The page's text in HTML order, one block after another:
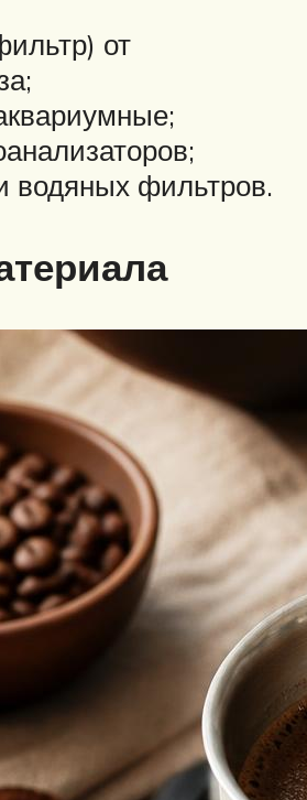
от
водяных фильтров.